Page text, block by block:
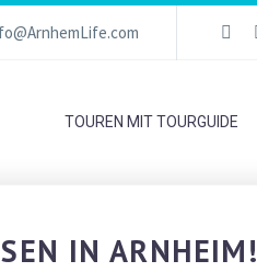
TOUREN MIT TOURGUIDE
IN ARNHEIM!